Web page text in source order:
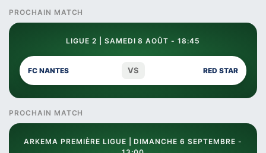
PROCHAIN MATCH
LIGUE 2 | SAMEDI 8 AOÛT - 18:45
FC NANTES VS RED STAR
PROCHAIN MATCH
ARKEMA PREMIÈRE LIGUE | DIMANCHE 6 SEPTEMBRE -